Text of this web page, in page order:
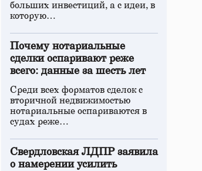
больших инвестиций, а с идеи, в
которую…
Почему нотариальные
сделки оспаривают реже
всего: данные за шесть лет
Среди всех форматов сделок с
вторичной недвижимостью
нотариальные оспариваются в
судах реже…
Свердловская ЛДПР заявила
о намерении усилить